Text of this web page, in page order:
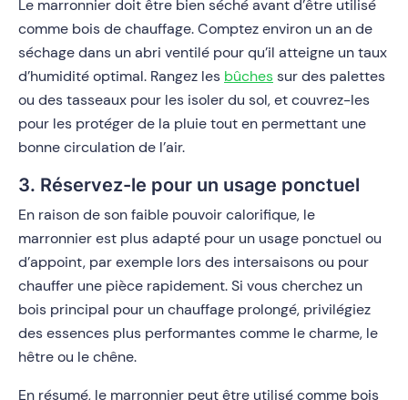
Le marronnier doit être bien séché avant d’être utilisé
comme bois de chauffage. Comptez environ un an de
séchage dans un abri ventilé pour qu’il atteigne un taux
d’humidité optimal. Rangez les bûchessur des palettes
ou des tasseaux pour les isoler du sol, et couvrez-les
pour les protéger de la pluie tout en permettant une
bonne circulation de l’air.
3. Réservez-le pour un usage ponctuel
En raison de son faible pouvoir calorifique, le
marronnier est plus adapté pour un usage ponctuel ou
d’appoint, par exemple lors des intersaisons ou pour
chauffer une pièce rapidement. Si vous cherchez un
bois principal pour un chauffage prolongé, privilégiez
des essences plus performantes comme le charme, le
hêtre ou le chêne.
En résumé, le marronnier peut être utilisé comme bois